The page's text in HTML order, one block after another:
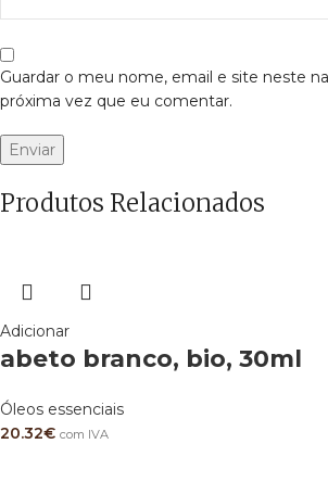
Guardar o meu nome, email e site neste
próxima vez que eu comentar.
Produtos Relacionados
Adicionar
abeto branco, bio, 30ml
Óleos essenciais
20.32€ com IVA